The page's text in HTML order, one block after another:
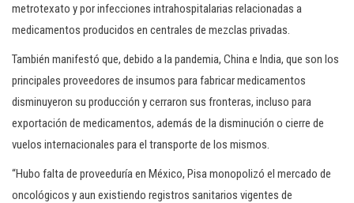
metrotexato y por infecciones intrahospitalarias relacionadas a
medicamentos producidos en centrales de mezclas privadas.
También manifestó que, debido a la pandemia, China e India, que son los
principales proveedores de insumos para fabricar medicamentos
disminuyeron su producción y cerraron sus fronteras, incluso para
exportación de medicamentos, además de la disminución o cierre de
vuelos internacionales para el transporte de los mismos.
“Hubo falta de proveeduría en México, Pisa monopolizó el mercado de
oncológicos y aun existiendo registros sanitarios vigentes de